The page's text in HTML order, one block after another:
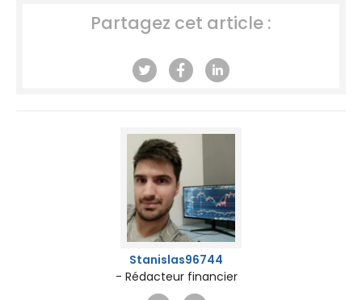
Partagez cet article :
Stanislas96744
- Rédacteur financier